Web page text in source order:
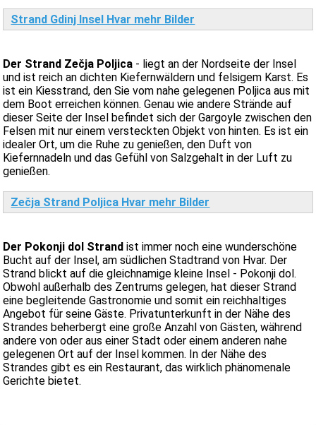
Strand Gdinj Insel Hvar mehr Bilder
Der Strand Zečja Poljica - liegt an der Nordseite der Insel
und ist reich an dichten Kiefernwäldern und felsigem Karst. Es
ist ein Kiesstrand, den Sie vom nahe gelegenen Poljica aus mit
dem Boot erreichen können. Genau wie andere Strände auf
dieser Seite der Insel befindet sich der Gargoyle zwischen den
Felsen mit nur einem versteckten Objekt von hinten. Es ist ein
idealer Ort, um die Ruhe zu genießen, den Duft von
Kiefernnadeln und das Gefühl von Salzgehalt in der Luft zu
genießen.
Zečja Strand Poljica Hvar mehr Bilder
Der Pokonji dol Strand ist immer noch eine wunderschöne
Bucht auf der Insel, am südlichen Stadtrand von Hvar. Der
Strand blickt auf die gleichnamige kleine Insel - Pokonji dol.
Obwohl außerhalb des Zentrums gelegen, hat dieser Strand
eine begleitende Gastronomie und somit ein reichhaltiges
Angebot für seine Gäste. Privatunterkunft in der Nähe des
Strandes beherbergt eine große Anzahl von Gästen, während
andere von oder aus einer Stadt oder einem anderen nahe
gelegenen Ort auf der Insel kommen. In der Nähe des
Strandes gibt es ein Restaurant, das wirklich phänomenale
Gerichte bietet.